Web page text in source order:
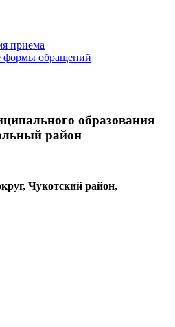
приема
формы обращений
образования
район
Чукотский район,